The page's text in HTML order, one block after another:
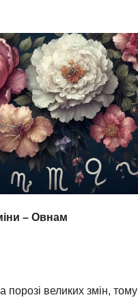
– Овнам
порозі великих змін, тому